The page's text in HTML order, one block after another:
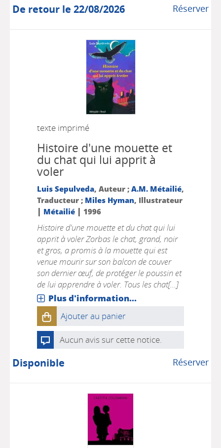
Réserver
De retour le 22/08/2026
texte imprimé
Histoire d'une mouette et
du chat qui lui apprit à
voler
Luis Sepulveda, Auteur ; A.M. Métailié,
Traducteur ; Miles Hyman, Illustrateur
| Métailié| 1996
Histoire d'une mouette et du chat qui lui
apprit à voler Zorbas le chat, grand, noir
et gros, a promis à la mouette qui est
venue mourir sur son balcon de couver
son dernier œuf, de protéger le poussin et
de lui apprendre à voler. Tous les chat[...]
Plus d'information...
Ajouter au panier
Aucun avis sur cette notice.
Réserver
Disponible